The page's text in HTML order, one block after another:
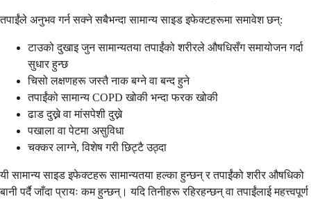
तपाईंले अनुभव गर्न सक्ने सबैभन्दा सामान्य साइड इफेक्टहरूमा समावेश छन्:
टाउको दुखाइ जुन सामान्यतया तपाईंको शरीरले औषधिसँग समायोजन गर्दा
सुधार हुन्छ
चिसो लक्षणहरू जस्तै नाक बग्ने वा बन्द हुने
तपाईंको सामान्य COPD खोकी भन्दा फरक खोकी
ढाड दुख्ने वा मांसपेशी दुख्ने
पखाला वा पेटमा असुविधा
चक्कर लाग्ने, विशेष गरी छिट्टै उठ्दा
यी सामान्य साइड इफेक्टहरू सामान्यतया हल्का हुन्छन् र तपाईंको शरीर औषधिको
बानी पर्दै जाँदा प्रायः कम हुन्छन्। यदि तिनीहरू रहिरहन्छन् वा तपाईंलाई महत्त्वपूर्ण